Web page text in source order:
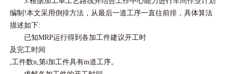
编制!本文采用倒排方法，从最后一道工序一直往前排，具体算法
描述如下:
已知MRP运行得到各加工件建议开工时
及完工时间
,工件数n,第i加工件具有m道工序。